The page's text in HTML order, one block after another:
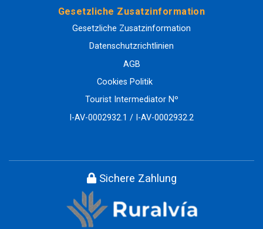
Gesetzliche Zusatzinformation
Gesetzliche Zusatzinformation
Datenschutzrichtlinien
AGB
Cookies Politik
Tourist Intermediator Nº
I-AV-0002932.1 / I-AV-0002932.2
Sichere Zahlung